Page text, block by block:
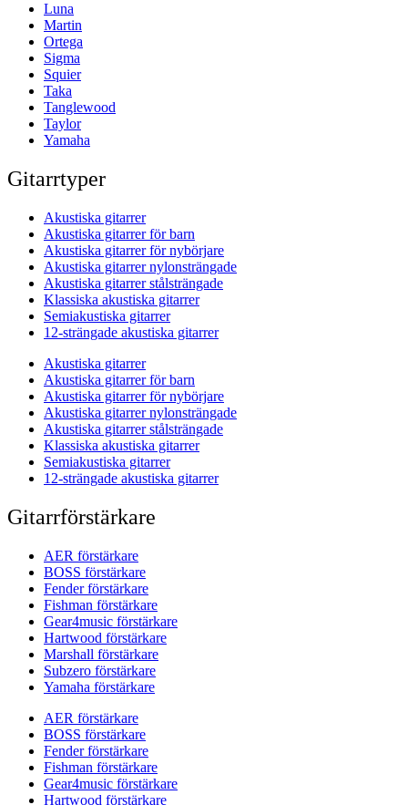
Luna
Martin
Ortega
Sigma
Squier
Taka
Tanglewood
Taylor
Yamaha
Gitarrtyper
Akustiska gitarrer
Akustiska gitarrer för barn
Akustiska gitarrer för nybörjare
Akustiska gitarrer nylonsträngade
Akustiska gitarrer stålsträngade
Klassiska akustiska gitarrer
Semiakustiska gitarrer
12-strängade akustiska gitarrer
Akustiska gitarrer
Akustiska gitarrer för barn
Akustiska gitarrer för nybörjare
Akustiska gitarrer nylonsträngade
Akustiska gitarrer stålsträngade
Klassiska akustiska gitarrer
Semiakustiska gitarrer
12-strängade akustiska gitarrer
Gitarrförstärkare
AER förstärkare
BOSS förstärkare
Fender förstärkare
Fishman förstärkare
Gear4music förstärkare
Hartwood förstärkare
Marshall förstärkare
Subzero förstärkare
Yamaha förstärkare
AER förstärkare
BOSS förstärkare
Fender förstärkare
Fishman förstärkare
Gear4music förstärkare
Hartwood förstärkare